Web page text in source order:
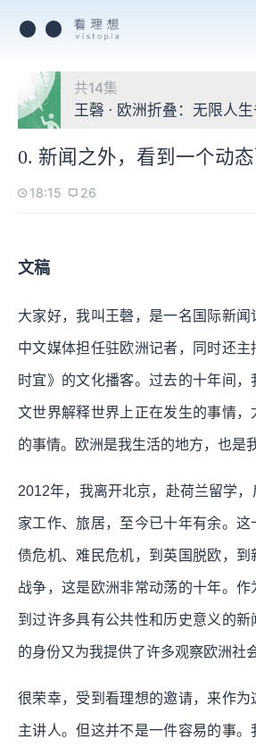
共14集
王磬 · 欧洲折叠：无限人
0. 新闻之外，看到一个动
18:15 26
文稿
大家好，我叫王磬，是一名国际新闻
中文媒体担任驻欧洲记者，同时还
时宜》的文化播客。过去的十年间
文世界解释世界上正在发生的事情，
的事情。欧洲是我生活的地方，也是
2012年，我离开北京，赴荷兰留学，
家工作、旅居，至今已十年有余。
债危机、难民危机，到英国脱欧，到
战争，这是欧洲非常动荡的十年。
到过许多具有公共性和历史意义的新
的身份又为我提供了许多观察欧洲社
很荣幸，受到看理想的邀请，来作为
主讲人。但这并不是一件容易的事